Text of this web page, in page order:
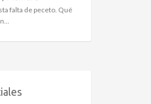
falta de peceto. Qué